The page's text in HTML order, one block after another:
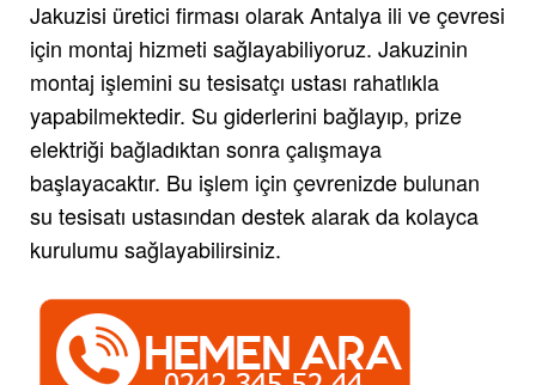
Jakuzisi üretici firması olarak Antalya ili ve çevresi
için montaj hizmeti sağlayabiliyoruz. Jakuzinin
montaj işlemini su tesisatçı ustası rahatlıkla
yapabilmektedir. Su giderlerini bağlayıp, prize
elektriği bağladıktan sonra çalışmaya
başlayacaktır. Bu işlem için çevrenizde bulunan
su tesisatı ustasından destek alarak da kolayca
kurulumu sağlayabilirsiniz.